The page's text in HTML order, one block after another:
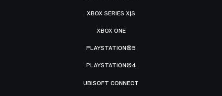
XBOX SERIES X|S
XBOX ONE
PLAYSTATION®5
PLAYSTATION®4
UBISOFT CONNECT